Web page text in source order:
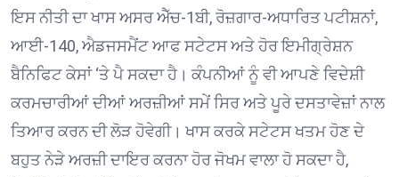
ਇਸ ਨੀਤੀ ਦਾ ਖਾਸ ਅਸਰ ਐੱਚ-1ਬੀ, ਰੋਜ਼ਗਾਰ-ਅਧਾਰਿਤ ਪਟੀਸ਼ਨਾਂ,
ਆਈ-140, ਐਡਜਸਮੈਂਟ ਆਫ ਸਟੇਟਸ ਅਤੇ ਹੋਰ ਇਮੀਗ੍ਰੇਸ਼ਨ
ਬੈਨਿਫਿਟ ਕੇਸਾਂ ‘ਤੇ ਪੈ ਸਕਦਾ ਹੈ। ਕੰਪਨੀਆਂ ਨੂੰ ਵੀ ਆਪਣੇ ਵਿਦੇਸ਼ੀ
ਕਰਮਚਾਰੀਆਂ ਦੀਆਂ ਅਰਜ਼ੀਆਂ ਸਮੇਂ ਸਿਰ ਅਤੇ ਪੂਰੇ ਦਸਤਾਵੇਜ਼ਾਂ ਨਾਲ
ਤਿਆਰ ਕਰਨ ਦੀ ਲੋੜ ਹੋਵੇਗੀ। ਖਾਸ ਕਰਕੇ ਸਟੇਟਸ ਖਤਮ ਹੋਣ ਦੇ
ਬਹੁਤ ਨੇੜੇ ਅਰਜ਼ੀ ਦਾਇਰ ਕਰਨਾ ਹੋਰ ਜੋਖਮ ਵਾਲਾ ਹੋ ਸਕਦਾ ਹੈ,